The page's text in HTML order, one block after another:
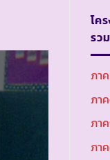
โค
รว
ภา
ภา
ภา
ภา